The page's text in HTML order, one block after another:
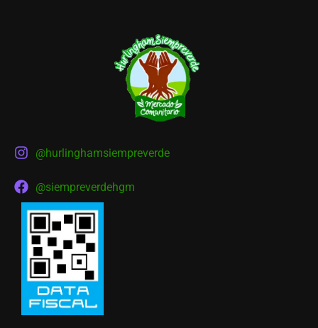
@hurlinghamsiempreverde
@siempreverdehgm